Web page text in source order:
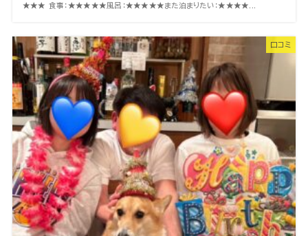
★★★ 食事：★★★★★風呂：★★★★★また泊まりたい：★★★★...
口コミ